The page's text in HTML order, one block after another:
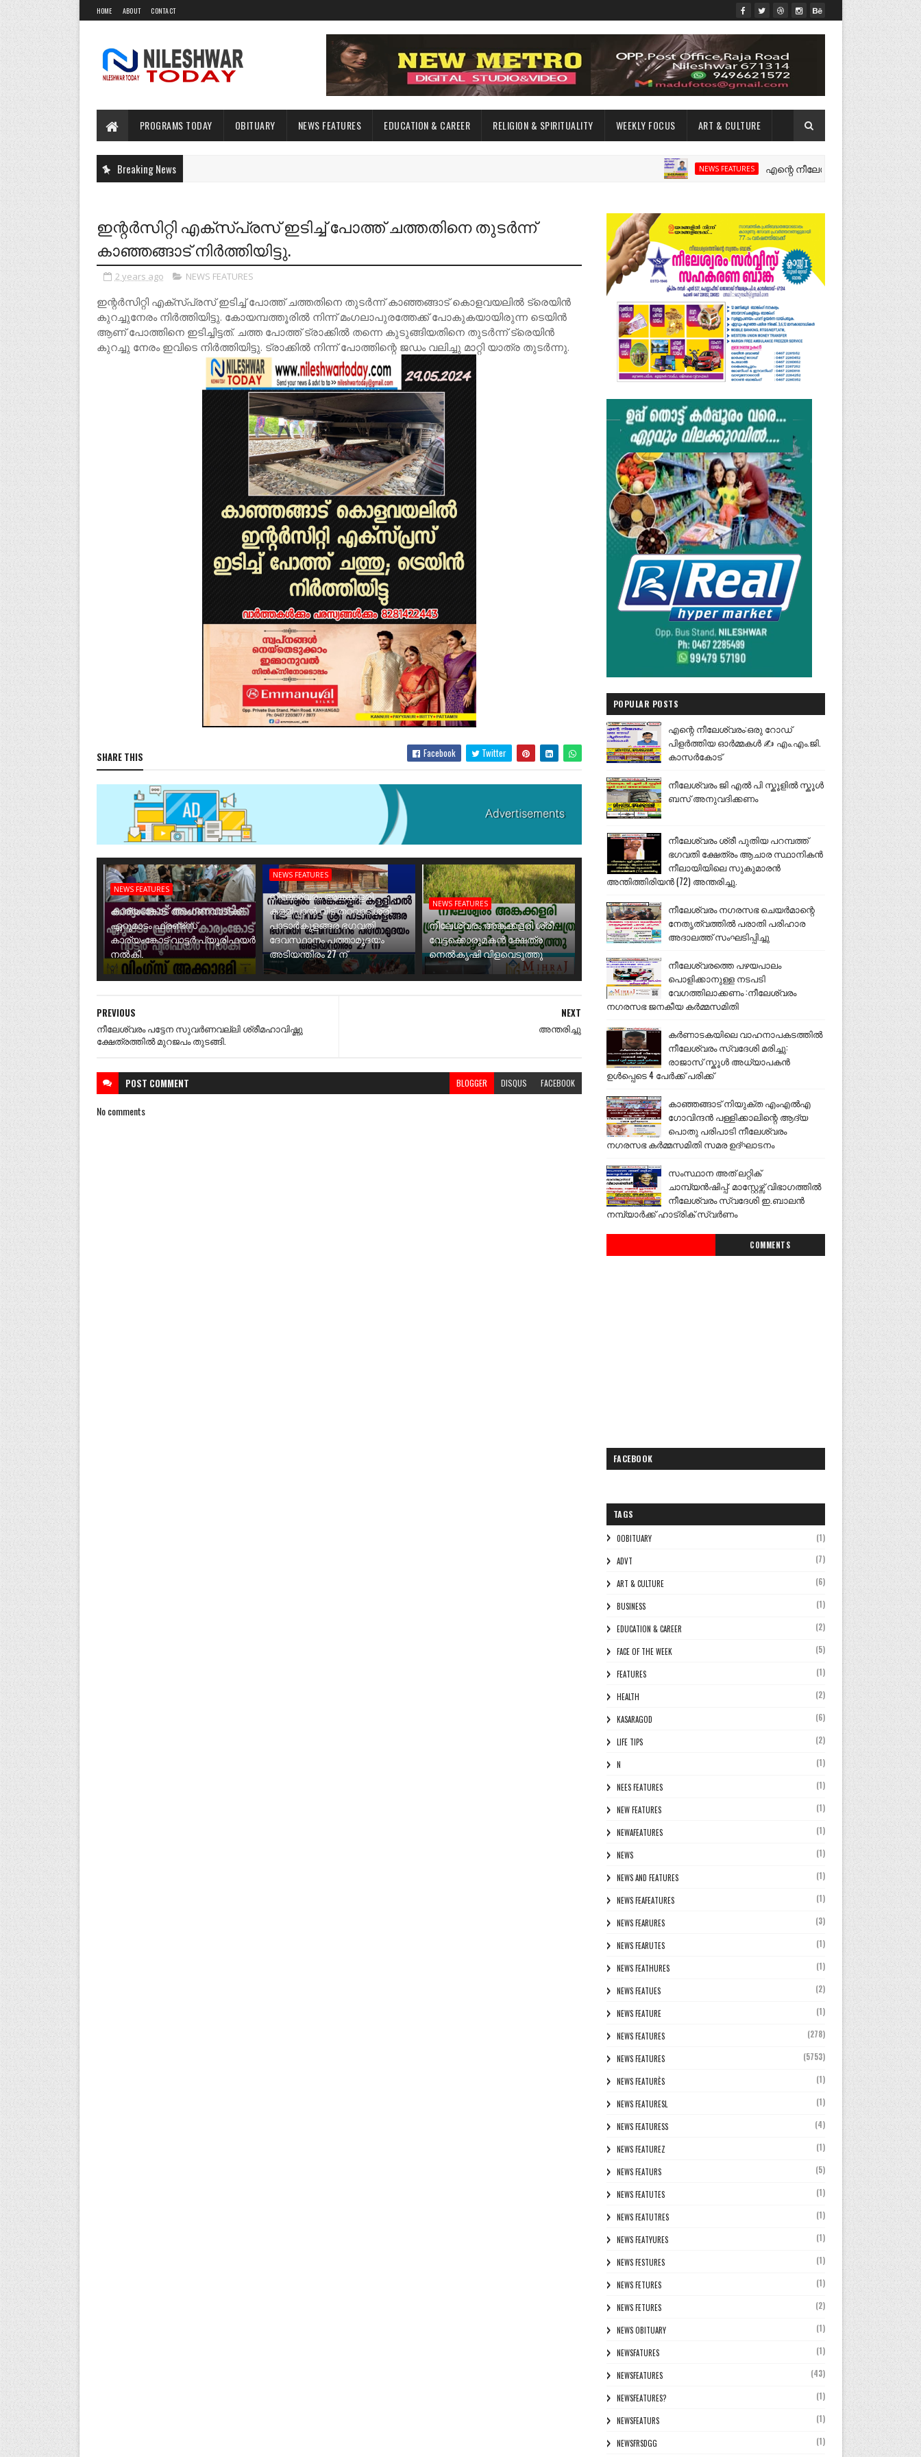
HOME ABOUT CONTACT
PROGRAMS TODAY OBITUARY NEWS FEATURES EDUCATION & CAREER RELIGION & SPIRITUALITY WEEKLY FOCUS ART & CULTURE
Breaking News NEWS FEATURES എന്റെ നീലേശ്വരം:ഒരു റോഡ്
ഇന്റർസിറ്റി എക്സ്പ്രസ് ഇടിച്ച് പോത്ത് ചത്തതിനെ തുടർന്ന്
കാഞ്ഞങ്ങാട് നിർത്തിയിട്ടു.
2 years ago NEWS FEATURES
ഇന്റർസിറ്റി എക്സ്പ്രസ് ഇടിച്ച് പോത്ത് ചത്തതിനെ തുടർന്ന് കാഞ്ഞങ്ങാട് കൊളവയലിൽ ട്രെയിൻ
കുറച്ചുനേരം നിർത്തിയിട്ടു. കോയമ്പത്തൂരിൽ നിന്ന് മംഗലാപുരത്തേക്ക് പോകുകയായിരുന്ന ടെയിൻ
ആണ് പോത്തിനെ ഇടിച്ചിട്ടത്. ചത്ത പോത്ത് ട്രാക്കിൽ തന്നെ കുടുങ്ങിയതിനെ തുടർന്ന് ട്രെയിൻ
കുറച്ചു നേരം ഇവിടെ നിർത്തിയിട്ടു. ട്രാക്കിൽ നിന്ന് പോത്തിന്റെ ജഡം വലിച്ചു മാറ്റി യാത്ര തുടർന്നു.
SHARE THIS Facebook Twitter
NEWS FEATURES
കാര്യംങ്കോട് അംഗണവാടിക്ക്
ഏറുമാടം ഫ്രണ്ട്സ്
കാര്യംങ്കോട് വാട്ടർ പ്യൂരിഫയർ
നൽകി.
NEWS FEATURES
നീലേശ്വരം അങ്കക്കളരി
കള്ളിപ്പാൽ വീട് തറവാട് ശ്രീ
പാടാർകുളങ്ങര ഭഗവതി
ദേവസ്ഥാനം പത്താമുദയം
അടിയന്തിരം 27 ന്
NEWS FEATURES
നീലേശ്വരം അങ്കക്കളരി ശ്രീ
വേട്ടക്കൊരുമകൻ ക്ഷേത്ര
നെൽകൃഷി വിളവെടുത്തു
NEXT
അന്തരിച്ചു
PREVIOUS
നീലേശ്വരം പട്ടേന സുവർണവല്ലി ശ്രീമഹാവിഷ്ണു
ക്ഷേത്രത്തിൽ മുറജപം തുടങ്ങി.
POST COMMENT BLOGGER DISQUS FACEBOOK
No comments
POPULAR POSTS
എന്റെ നീലേശ്വരം:ഒരു റോഡ്
പിളർത്തിയ ഓർമ്മകൾ ✍️ എം.എം.ജി.
കാസർകോട്
നീലേശ്വരം ജി എൽ പി സ്കൂളിൽ സ്കൂൾ
ബസ് അനുവദിക്കണം
നീലേശ്വരം ശ്രീ പുതിയ പറമ്പത്ത്
ഭഗവതി ക്ഷേത്രം ആചാര സ്ഥാനികൻ
നീലായിയിലെ സുകുമാരൻ
അന്തിത്തിരിയൻ (72) അന്തരിച്ചു.
നീലേശ്വരം നഗരസഭ ചെയർമാന്റെ
നേതൃത്വത്തിൽ പരാതി പരിഹാര
അദാലത്ത് സംഘടിപ്പിച്ചു
നീലേശ്വരത്തെ പഴയപാലം
പൊളിക്കാനുള്ള നടപടി
വേഗത്തിലാക്കണം :നീലേശ്വരം
നഗരസഭ ജനകീയ കർമ്മസമിതി
കർണാടകയിലെ വാഹനാപകടത്തിൽ
നീലേശ്വരം സ്വദേശി മരിച്ചു:
രാജാസ് സ്കൂൾ അധ്യാപകൻ
ഉൾപ്പെടെ 4 പേർക്ക് പരിക്ക്
കാഞ്ഞങ്ങാട് നിയുക്ത എംഎൽഎ
ഗോവിന്ദൻ പള്ളിക്കാലിന്റെ ആദ്യ
പൊതു പരിപാടി നീലേശ്വരം
നഗരസഭ കർമ്മസമിതി സമര ഉദ്ഘാടനം
സംസ്ഥാന അത് ലറ്റിക്
ചാമ്പ്യൻഷിപ്പ്: മാസ്റ്റേഴ്സ് വിഭാഗത്തിൽ
നീലേശ്വരം സ്വദേശി ഇ.ബാലൻ
നമ്പ്യാർക്ക് ഹാട്രിക് സ്വർണം
COMMENTS
FACEBOOK
TAGS
0OBITUARY (1)
ADVT (7)
ART & CULTURE (6)
BUSINESS (1)
EDUCATION & CAREER (2)
FACE OF THE WEEK (5)
FEATURES (1)
HEALTH (2)
KASARAGOD (6)
LIFE TIPS (2)
N (1)
NEES FEATURES (1)
NEW FEATURES (1)
NEWAFEATURES (1)
NEWS (1)
NEWS AND FEATURES (1)
NEWS FEAFEATURES (1)
NEWS FEARURES (3)
NEWS FEARUTES (1)
NEWS FEATHURES (1)
NEWS FEATUES (2)
NEWS FEATURE (1)
NEWS FEATURES (278)
NEWS FEATURES (5753)
NEWS FEATURÈS (1)
NEWS FEATURESL (1)
NEWS FEATURESS (4)
NEWS FEATUREZ (1)
NEWS FEATURS (5)
NEWS FEATUTES (1)
NEWS FEATUTRES (1)
NEWS FEATYURES (1)
NEWS FESTURES (1)
NEWS FETURES (1)
NEWS FETURES (2)
NEWS OBITUARY (1)
NEWSFATURES (1)
NEWSFEATURES (43)
NEWSFEATURES? (1)
NEWSFEATURS (1)
NEWSFRSDGG (1)